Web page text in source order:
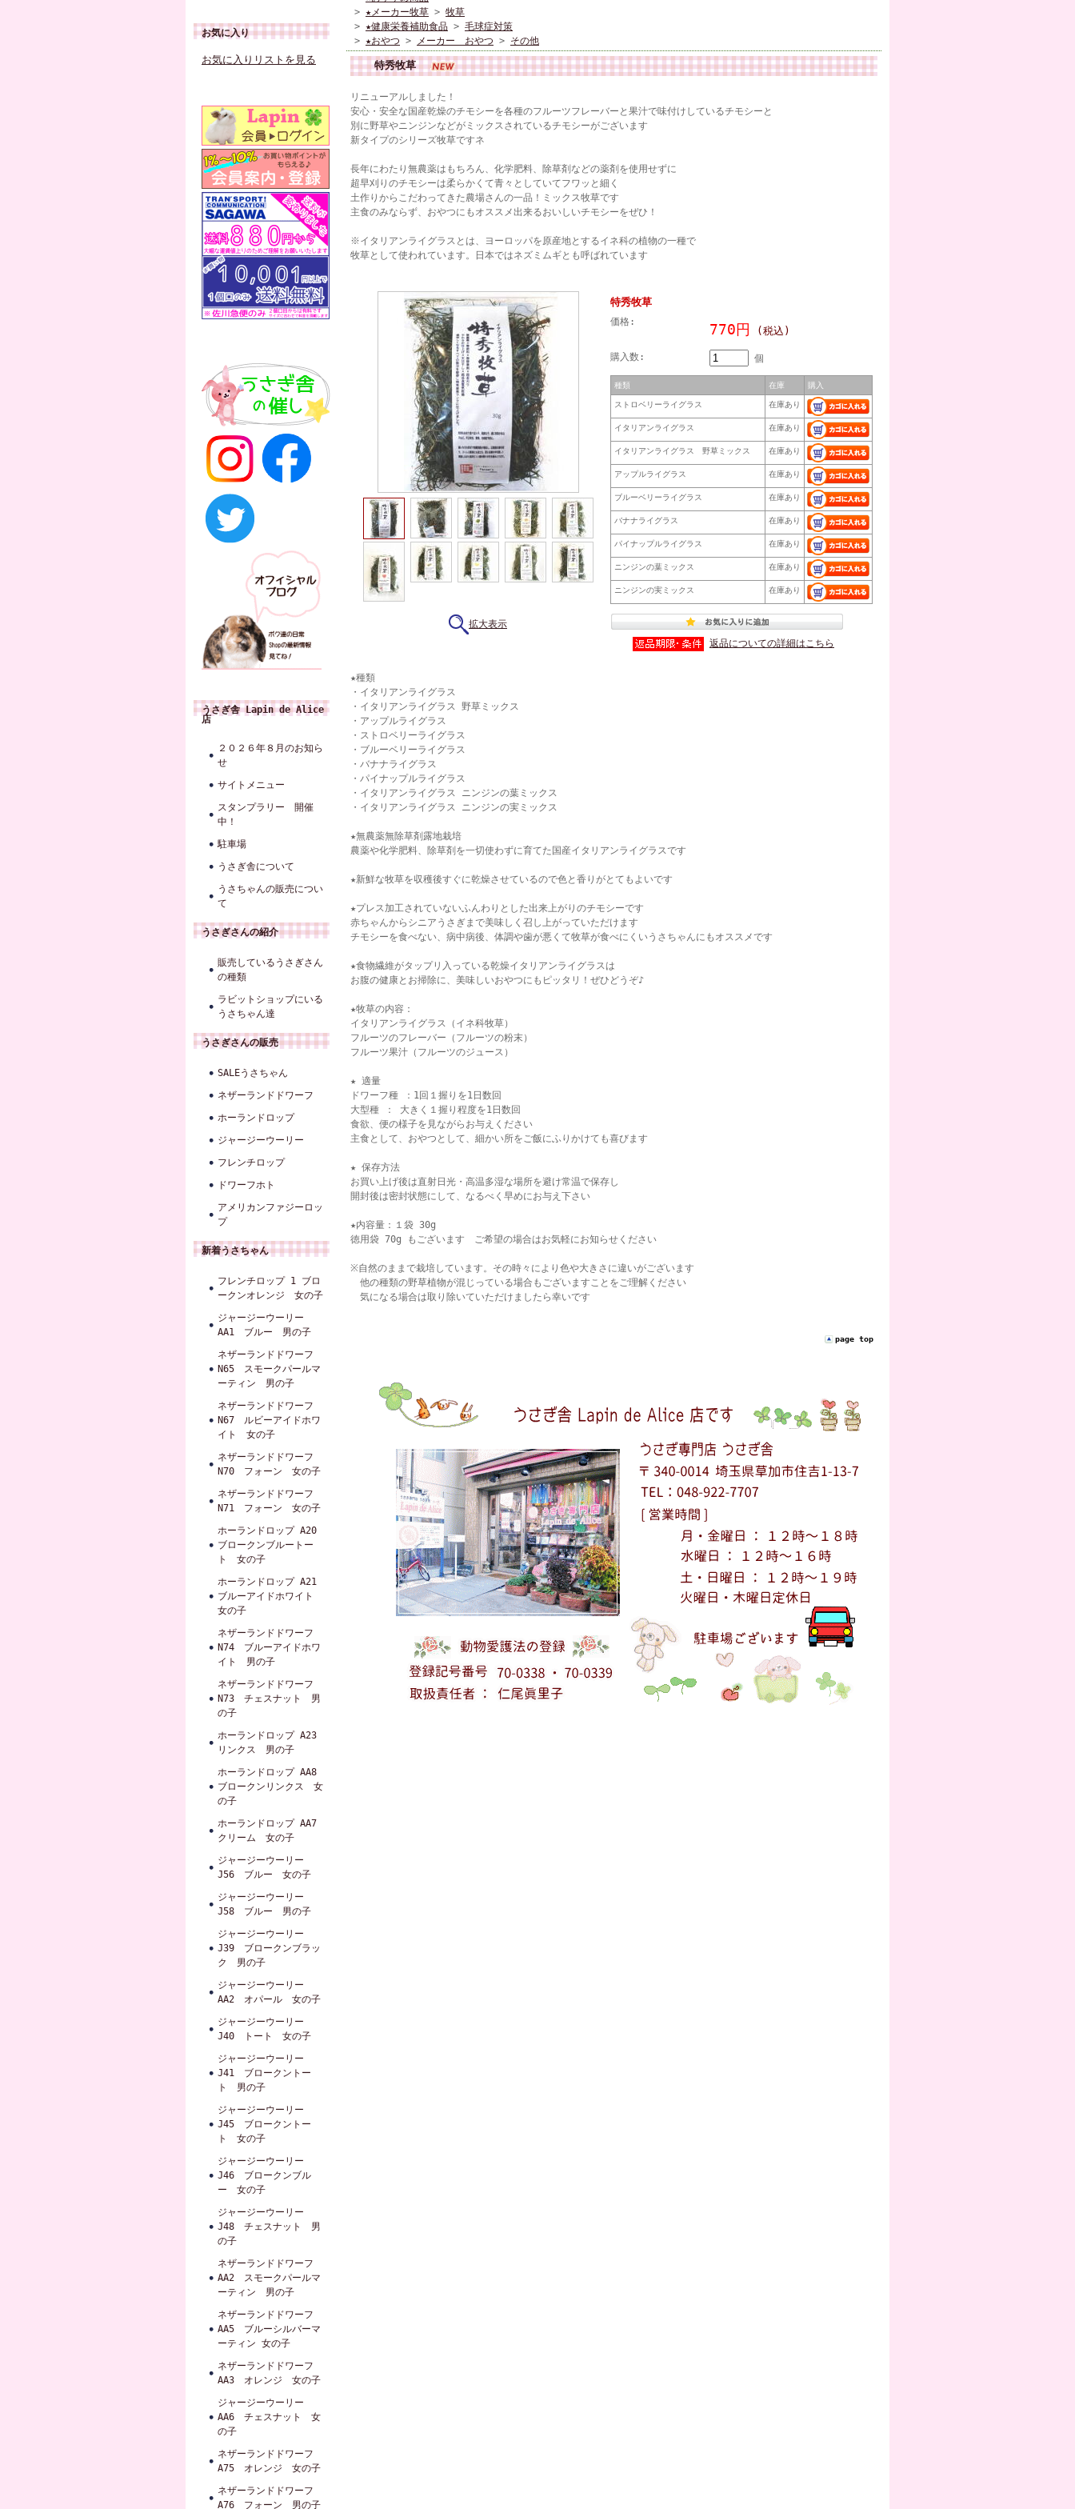
お気に入り
お気に入りリストを見る
うさぎ舎 Lapin de Alice
店
２０２６年８月のお知ら
せ
サイトメニュー
スタンプラリー 開催
中！
駐車場
うさぎ舎について
うさちゃんの販売につい
て
うさぎさんの紹介
販売しているうさぎさん
の種類
ラビットショップにいる
うさちゃん達
うさぎさんの販売
SALEうさちゃん
ネザーランドドワーフ
ホーランドロップ
ジャージーウーリー
フレンチロップ
ドワーフホト
アメリカンファジーロッ
プ
新着うさちゃん
フレンチロップ 1 ブロ
ークンオレンジ 女の子
ジャージーウーリー
AA1 ブルー 男の子
ネザーランドドワーフ
N65 スモークパールマ
ーティン 男の子
ネザーランドドワーフ
N67 ルビーアイドホワ
イト 女の子
ネザーランドドワーフ
N70 フォーン 女の子
ネザーランドドワーフ
N71 フォーン 女の子
ホーランドロップ A20
ブロークンブルートー
ト 女の子
ホーランドロップ A21
ブルーアイドホワイト
女の子
ネザーランドドワーフ
N74 ブルーアイドホワ
イト 男の子
ネザーランドドワーフ
N73 チェスナット 男
の子
ホーランドロップ A23
リンクス 男の子
ホーランドロップ AA8
ブロークンリンクス 女
の子
ホーランドロップ AA7
クリーム 女の子
ジャージーウーリー
J56 ブルー 女の子
ジャージーウーリー
J58 ブルー 男の子
ジャージーウーリー
J39 ブロークンブラッ
ク 男の子
ジャージーウーリー
AA2 オパール 女の子
ジャージーウーリー
J40 トート 女の子
ジャージーウーリー
J41 ブロークントー
ト 男の子
ジャージーウーリー
J45 ブロークントー
ト 女の子
ジャージーウーリー
J46 ブロークンブル
ー 女の子
ジャージーウーリー
J48 チェスナット 男
の子
ネザーランドドワーフ
AA2 スモークパールマ
ーティン 男の子
ネザーランドドワーフ
AA5 ブルーシルバーマ
ーティン 女の子
ネザーランドドワーフ
AA3 オレンジ 女の子
ジャージーウーリー
AA6 チェスナット 女
の子
ネザーランドドワーフ
A75 オレンジ 女の子
ネザーランドドワーフ
A76 フォーン 男の子
> ★メーカー牧草 > 牧草
> ★健康栄養補助食品 > 毛球症対策
> ★おやつ > メーカー おやつ > その他
特秀牧草
リニューアルしました！
安心・安全な国産乾燥のチモシーを各種のフルーツフレーバーと果汁で味付けしているチモシーと
別に野草やニンジンなどがミックスされているチモシーがございます
新タイプのシリーズ牧草ですネ
長年にわたり無農薬はもちろん、化学肥料、除草剤などの薬剤を使用せずに
超早刈りのチモシーは柔らかくて青々としていてフワッと細く
土作りからこだわってきた農場さんの一品！ミックス牧草です
主食のみならず、おやつにもオススメ出来るおいしいチモシーをぜひ！
※イタリアンライグラスとは、ヨーロッパを原産地とするイネ科の植物の一種で
牧草として使われています。日本ではネズミムギとも呼ばれています
拡大表示
特秀牧草
価格: 770円 (税込)
購入数: 個
種類 在庫 購入
ストロベリーライグラス 在庫あり
イタリアンライグラス 在庫あり
イタリアンライグラス 野草ミックス 在庫あり
アップルライグラス 在庫あり
ブルーベリーライグラス 在庫あり
バナナライグラス 在庫あり
パイナップルライグラス 在庫あり
ニンジンの葉ミックス 在庫あり
ニンジンの実ミックス 在庫あり
返品についての詳細はこちら
★種類
・イタリアンライグラス
・イタリアンライグラス 野草ミックス
・アップルライグラス
・ストロベリーライグラス
・ブルーベリーライグラス
・バナナライグラス
・パイナップルライグラス
・イタリアンライグラス ニンジンの葉ミックス
・イタリアンライグラス ニンジンの実ミックス
★無農薬無除草剤露地栽培
農薬や化学肥料、除草剤を一切使わずに育てた国産イタリアンライグラスです
★新鮮な牧草を収穫後すぐに乾燥させているので色と香りがとてもよいです
★プレス加工されていないふんわりとした出来上がりのチモシーです
赤ちゃんからシニアうさぎまで美味しく召し上がっていただけます
チモシーを食べない、病中病後、体調や歯が悪くて牧草が食べにくいうさちゃんにもオススメです
★食物繊維がタップリ入っている乾燥イタリアンライグラスは
お腹の健康とお掃除に、美味しいおやつにもピッタリ！ぜひどうぞ♪
★牧草の内容：
イタリアンライグラス（イネ科牧草）
フルーツのフレーバー（フルーツの粉末）
フルーツ果汁（フルーツのジュース）
★ 適量
ドワーフ種 ：1回１握りを1日数回
大型種 ： 大きく１握り程度を1日数回
食欲、便の様子を見ながらお与えください
主食として、おやつとして、細かい所をご飯にふりかけても喜びます
★ 保存方法
お買い上げ後は直射日光・高温多湿な場所を避け常温で保存し
開封後は密封状態にして、なるべく早めにお与え下さい
★内容量：１袋 30g
徳用袋 70g もございます ご希望の場合はお気軽にお知らせください
※自然のままで栽培しています。その時々により色や大きさに違いがございます
他の種類の野草植物が混じっている場合もございますことをご理解ください
気になる場合は取り除いていただけましたら幸いです
page top